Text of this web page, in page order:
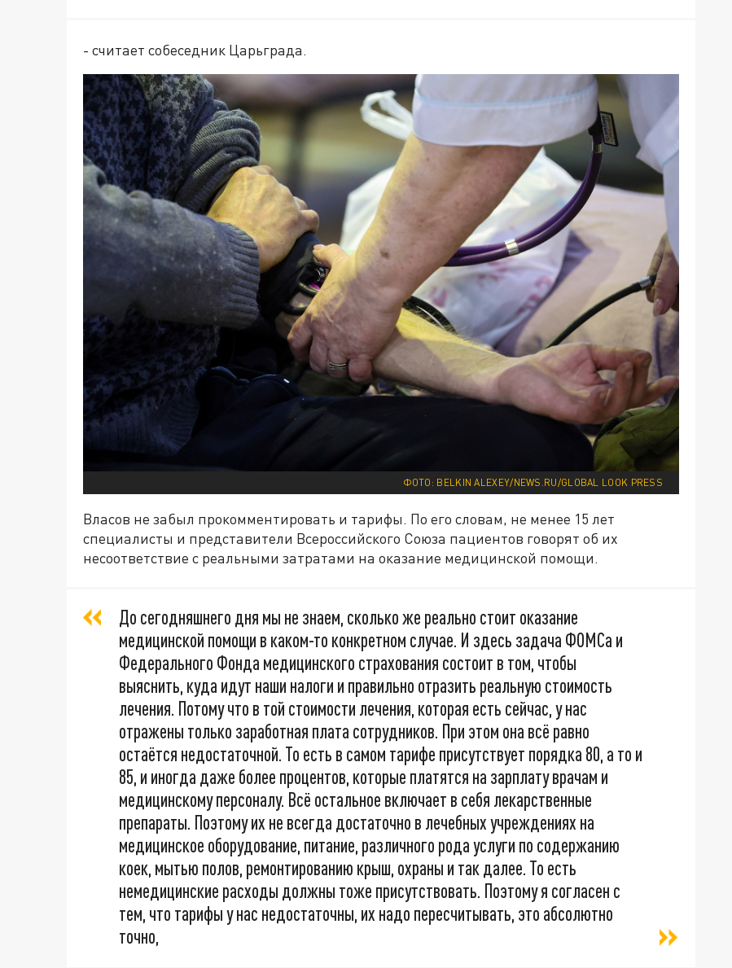
- считает собеседник Царьграда.
ФОТО: BELKIN ALEXEY/NEWS.RU/GLOBAL LOOK PRESS
Власов не забыл прокомментировать и тарифы. По его словам, не менее 15 лет
специалисты и представители Всероссийского Союза пациентов говорят об их
несоответствие с реальными затратами на оказание медицинской помощи.
До сегодняшнего дня мы не знаем, сколько же реально стоит оказание
медицинской помощи в каком-то конкретном случае. И здесь задача ФОМСа и
Федерального Фонда медицинского страхования состоит в том, чтобы
выяснить, куда идут наши налоги и правильно отразить реальную стоимость
лечения. Потому что в той стоимости лечения, которая есть сейчас, у нас
отражены только заработная плата сотрудников. При этом она всё равно
остаётся недостаточной. То есть в самом тарифе присутствует порядка 80, а то и
85, и иногда даже более процентов, которые платятся на зарплату врачам и
медицинскому персоналу. Всё остальное включает в себя лекарственные
препараты. Поэтому их не всегда достаточно в лечебных учреждениях на
медицинское оборудование, питание, различного рода услуги по содержанию
коек, мытью полов, ремонтированию крыш, охраны и так далее. То есть
немедицинские расходы должны тоже присутствовать. Поэтому я согласен с
тем, что тарифы у нас недостаточны, их надо пересчитывать, это абсолютно
точно,